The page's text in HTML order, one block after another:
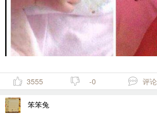
3555 -0 评论
笨笨兔